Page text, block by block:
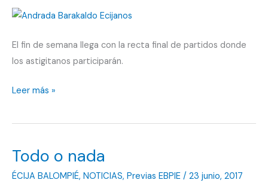
El fin de semana llega con la recta final de partidos donde
los astigitanos participarán.
¡A
el
Leer más »
Todo o nada
ÉCIJA BALOMPIÉ, NOTICIAS, Previas EBPIE / 23 junio, 2017